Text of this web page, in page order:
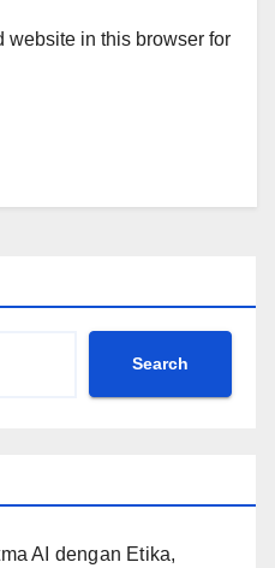
website in this browser for
Search
AI dengan Etika,